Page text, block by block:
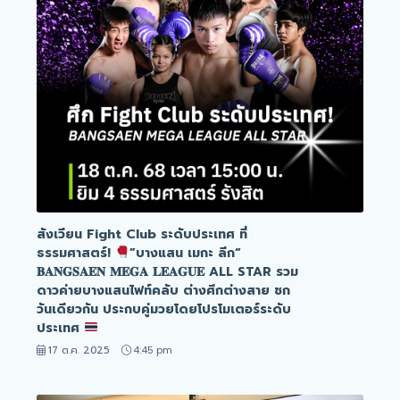
สังเวียน Fight Club ระดับประเทศ ที่
ธรรมศาสตร์!
”บางแสน เมกะ ลีก“
𝐁𝐀𝐍𝐆𝐒𝐀𝐄𝐍 𝐌𝐄𝐆𝐀 𝐋𝐄𝐀𝐆𝐔𝐄 ALL STAR รวม
ดาวค่ายบางแสนไฟท์คลับ ต่างศึกต่างสาย ชก
วันเดียวกัน ประกบคู่มวยโดยโปรโมเตอร์ระดับ
ประเทศ
17 ต.ค. 2025 4:45 pm